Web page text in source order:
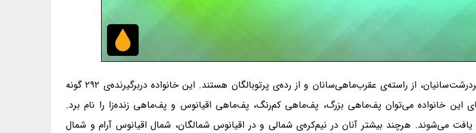
خانواده‌ی سردشت‌ماهیان Zoarcidae، خانواده‌ای از زیرراسته‌ی سردرشت‌سانیان، از راسته‌ی عقرب‌ماهی‌سانان و از رده‌ی پرتوبالگان هستند. این خانواده دربرگیرنده‌ی ۲۹۲ گونه
گونه‌های این خانواده می‌توان پف‌ماهی بزرگ، پف‌ماهی کم‌رنگ، پف‌ماهی اقیانوس و پف‌ماهی زنده‌زا را نام برد.
می‌شوند. هرچند بیشتر آنان در نیم‌کره‌ی شمالی و در اقیانوس شمالگان، شمال اقیانوس آرام و شمال